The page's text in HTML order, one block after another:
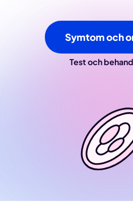
Symtom och
Test och